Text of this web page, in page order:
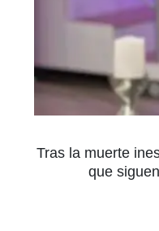
Tras la muerte
que